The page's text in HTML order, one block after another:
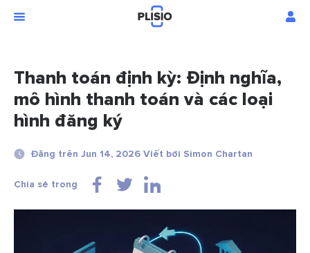
Thanh toán định kỳ: Định nghĩa,
mô hình thanh toán và các loại
hình đăng ký
Đăng trên Jun 14, 2026 Viết bởi Simon Chartan
Chia sẻ trong